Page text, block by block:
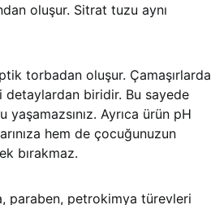
oluşur. Sitrat tuzu aynı
torbadan oluşur. Çamaşırlarda
detaylardan biridir. Bu sayede
Ayrıca ürün pH
hem de çocuğunuzun
bırakmaz.
paraben, petrokimya türevleri